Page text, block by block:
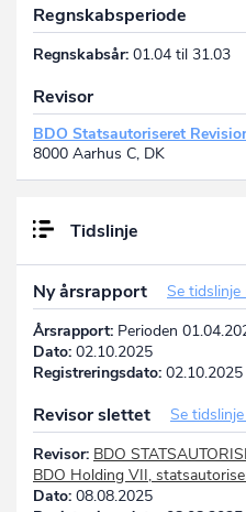
Regnskabsperiode
Regnskabsår: 01.04 til 31.03
Revisor
BDO Statsautoriseret
8000 Aarhus C, DK
Tidslinje
Ny årsrapport
Se tidslinje
Årsrapport: Perioden
Dato: 02.10.2025
Registreringsdato: 02.10.2025
Revisor slettet
Se
Revisor: BDO
BDO Holding VII,
Dato: 08.08.2025